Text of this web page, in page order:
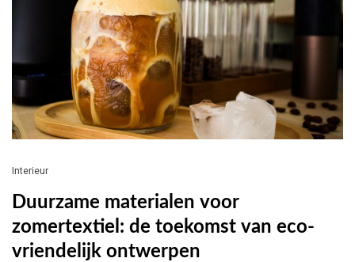
Interieur
Duurzame materialen voor
zomertextiel: de toekomst van eco-
vriendelijk ontwerpen